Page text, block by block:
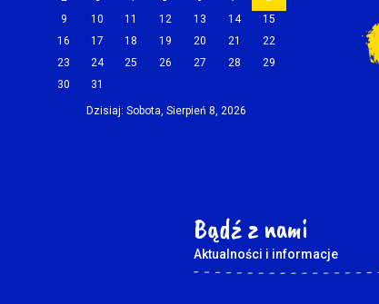
9
10 11 12 13 14
15
16
17 18 19 20 21
22
23
24 25 26 27 28
29
30
31
Dzisiaj: Sobota, Sierpień 8, 2026
Bądź z nami
Aktualności i informacje